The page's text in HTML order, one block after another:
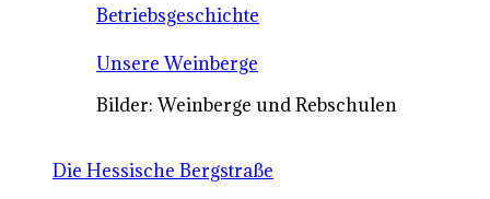
Betriebsgeschichte
Unsere Weinberge
Bilder: Weinberge und Rebschulen
Die Hessische Bergstraße